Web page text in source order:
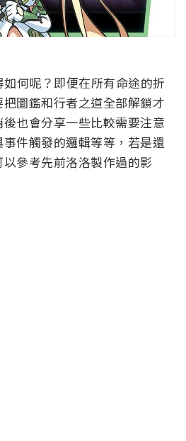
何呢？即便在所有命途的折
圖鑑和行者之道全部解鎖才
也會分享一些比較需要注意
件觸發的邏輯等等，若是還
參考先前洛洛製作過的影